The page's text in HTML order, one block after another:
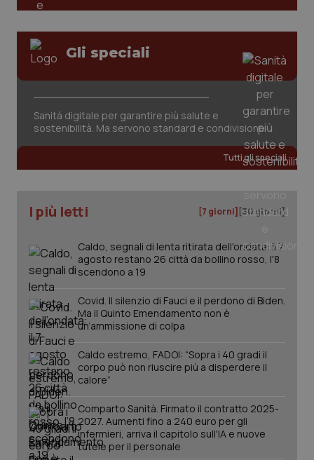
Gli speciali
Sanità digitale per garantire più salute e
sostenibilità. Ma servono standard e condivisione
Tutti gli speciali
I più letti [7 giorni] [30 giorni]
Caldo, segnali di lenta ritirata dell'ondata: il 7
agosto restano 26 città da bollino rosso, l'8
scendono a 19
Covid. Il silenzio di Fauci e il perdono di Biden.
Ma il Quinto Emendamento non è
un’ammissione di colpa
Caldo estremo, FADOI: “Sopra i 40 gradi il
corpo può non riuscire più a disperdere il
calore”
Comparto Sanità. Firmato il contratto 2025-
2027. Aumenti fino a 240 euro per gli
infermieri, arriva il capitolo sull'IA e nuove
tutele per il personale
tracking-enable
tracking-sites-ironfish-
session-id
www.quotidianosanita.it